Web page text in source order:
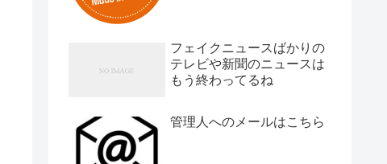
フェイクニュースばかりの
テレビや新聞のニュースは
もう終わってるね
管理人へのメールはこちら